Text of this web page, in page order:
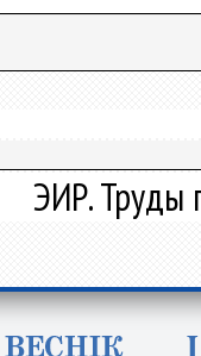
ЭИР. Труды